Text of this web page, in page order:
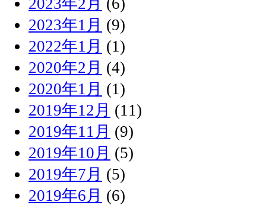
2023年1月 (9)
2022年1月 (1)
2020年2月 (4)
2020年1月 (1)
2019年12月 (11)
2019年11月 (9)
2019年10月 (5)
2019年7月 (5)
2019年6月 (6)